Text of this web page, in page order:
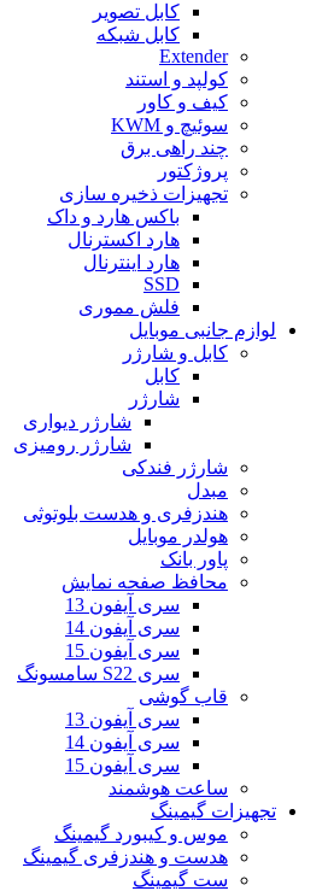
کابل تصویر
کابل شبکه
Extender
کولپد و استند
کیف و کاور
سوئیچ و KWM
چند راهی برق
پروژکتور
تجهیزات ذخیره سازی
باکس هارد و داک
هارد اکسترنال
هارد اینترنال
SSD
فلش مموری
لوازم جانبی موبایل
کابل و شارژر
کابل
شارژر
شارژر دیواری
شارژر رومیزی
شارژر فندکی
مبدل
هندزفری و هدست بلوتوثی
هولدر موبایل
پاور بانک
محافظ صفحه نمایش
سری آیفون 13
سری آیفون 14
سری آیفون 15
سری S22 سامسونگ
قاب گوشی
سری آیفون 13
سری آیفون 14
سری آیفون 15
ساعت هوشمند
تجهیزات گیمینگ
موس و کیبورد گیمینگ
هدست و هندزفری گیمینگ
ست گیمینگ